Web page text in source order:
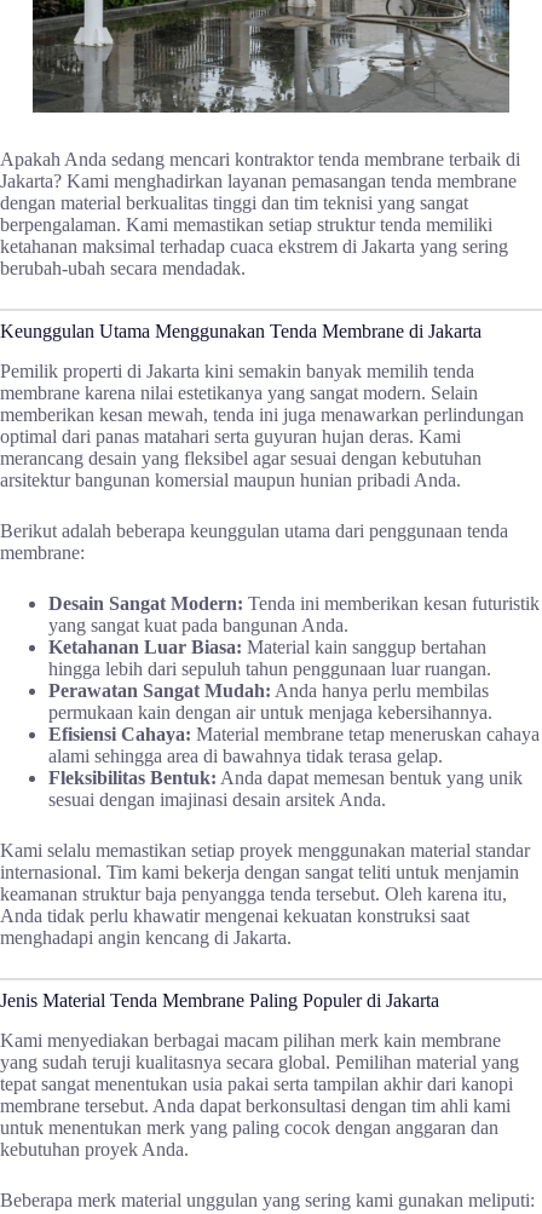
Apakah Anda sedang mencari kontraktor tenda membrane terbaik di
Jakarta? Kami menghadirkan layanan pemasangan tenda membrane
dengan material berkualitas tinggi dan tim teknisi yang sangat
berpengalaman. Kami memastikan setiap struktur tenda memiliki
ketahanan maksimal terhadap cuaca ekstrem di Jakarta yang sering
berubah-ubah secara mendadak.
Keunggulan Utama Menggunakan Tenda Membrane di Jakarta
Pemilik properti di Jakarta kini semakin banyak memilih tenda
membrane karena nilai estetikanya yang sangat modern. Selain
memberikan kesan mewah, tenda ini juga menawarkan perlindungan
optimal dari panas matahari serta guyuran hujan deras. Kami
merancang desain yang fleksibel agar sesuai dengan kebutuhan
arsitektur bangunan komersial maupun hunian pribadi Anda.
Berikut adalah beberapa keunggulan utama dari penggunaan tenda
membrane:
Desain Sangat Modern: Tenda ini memberikan kesan futuristik
yang sangat kuat pada bangunan Anda.
Ketahanan Luar Biasa: Material kain sanggup bertahan
hingga lebih dari sepuluh tahun penggunaan luar ruangan.
Perawatan Sangat Mudah: Anda hanya perlu membilas
permukaan kain dengan air untuk menjaga kebersihannya.
Efisiensi Cahaya: Material membrane tetap meneruskan cahaya
alami sehingga area di bawahnya tidak terasa gelap.
Fleksibilitas Bentuk: Anda dapat memesan bentuk yang unik
sesuai dengan imajinasi desain arsitek Anda.
Kami selalu memastikan setiap proyek menggunakan material standar
internasional. Tim kami bekerja dengan sangat teliti untuk menjamin
keamanan struktur baja penyangga tenda tersebut. Oleh karena itu,
Anda tidak perlu khawatir mengenai kekuatan konstruksi saat
menghadapi angin kencang di Jakarta.
Jenis Material Tenda Membrane Paling Populer di Jakarta
Kami menyediakan berbagai macam pilihan merk kain membrane
yang sudah teruji kualitasnya secara global. Pemilihan material yang
tepat sangat menentukan usia pakai serta tampilan akhir dari kanopi
membrane tersebut. Anda dapat berkonsultasi dengan tim ahli kami
untuk menentukan merk yang paling cocok dengan anggaran dan
kebutuhan proyek Anda.
Beberapa merk material unggulan yang sering kami gunakan meliputi: